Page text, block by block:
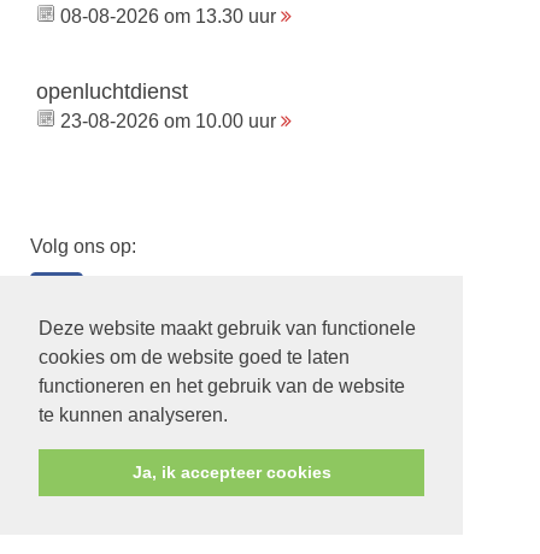
Deze website maakt gebruik van functionele
cookies om de website goed te laten
functioneren en het gebruik van de website
te kunnen analyseren.
Ja, ik accepteer cookies
08-08-2026 om 13.30 uur
openluchtdienst
23-08-2026 om 10.00 uur
Volg ons op: